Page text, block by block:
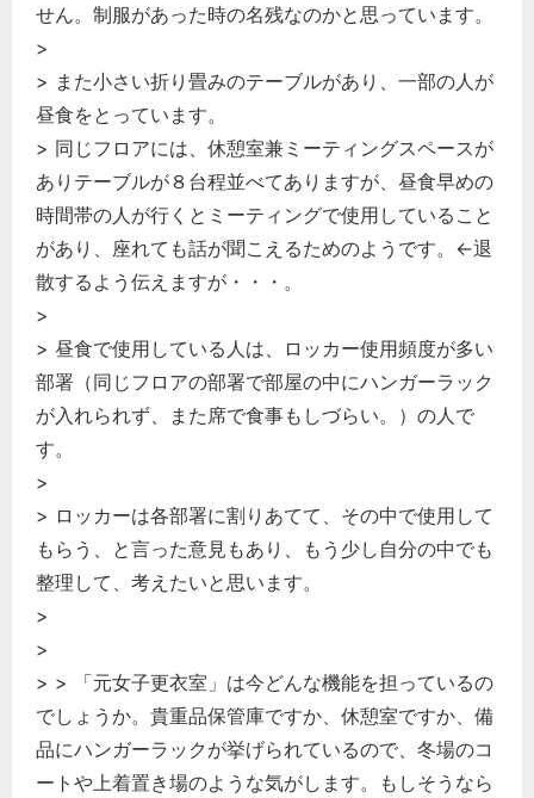
せん。制服があった時の名残なのかと思っています。
>
> また小さい折り畳みのテーブルがあり、一部の人が
昼食をとっています。
> 同じフロアには、休憩室兼ミーティングスペースが
ありテーブルが８台程並べてありますが、昼食早めの
時間帯の人が行くとミーティングで使用していること
があり、座れても話が聞こえるためのようです。←退
散するよう伝えますが・・・。
>
> 昼食で使用している人は、ロッカー使用頻度が多い
部署（同じフロアの部署で部屋の中にハンガーラック
が入れられず、また席で食事もしづらい。）の人で
す。
>
> ロッカーは各部署に割りあてて、その中で使用して
もらう、と言った意見もあり、もう少し自分の中でも
整理して、考えたいと思います。
>
>
> > 「元女子更衣室」は今どんな機能を担っているの
でしょうか。貴重品保管庫ですか、休憩室ですか、備
品にハンガーラックが挙げられているので、冬場のコ
ートや上着置き場のような気がします。もしそうなら